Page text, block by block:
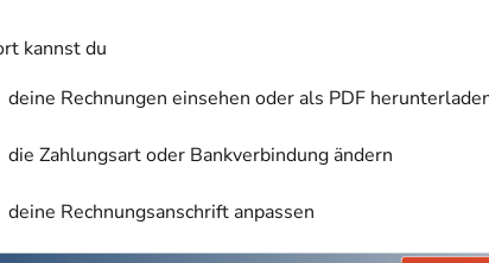
kannst du
deine Rechnungen einsehen oder als PDF
die Zahlungsart oder Bankverbindung ändern
deine Rechnungsanschrift anpassen